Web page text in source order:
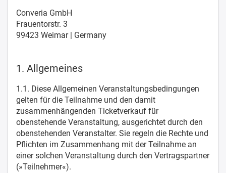
Converia GmbH
Frauentorstr. 3
99423 Weimar | Germany
1. Allgemeines
1.1. Diese Allgemeinen Veranstaltungsbedingungen
gelten für die Teilnahme und den damit
zusammenhängenden Ticketverkauf für
obenstehende Veranstaltung, ausgerichtet durch den
obenstehenden Veranstalter. Sie regeln die Rechte und
Pflichten im Zusammenhang mit der Teilnahme an
einer solchen Veranstaltung durch den Vertragspartner
(»Teilnehmer«).